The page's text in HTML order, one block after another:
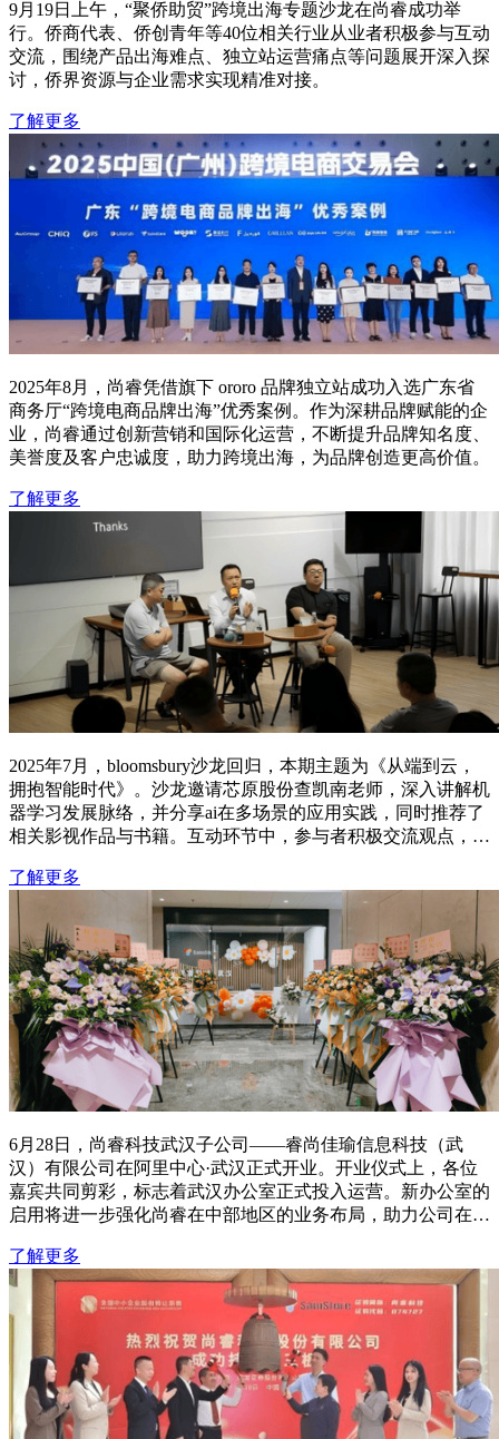
9月19日上午，“聚侨助贸”跨境出海专题沙龙在尚睿成功举
行。侨商代表、侨创青年等40位相关行业从业者积极参与互动
交流，围绕产品出海难点、独立站运营痛点等问题展开深入探
讨，侨界资源与企业需求实现精准对接。
了解更多
2025年8月，尚睿凭借旗下 ororo 品牌独立站成功入选广东省
商务厅“跨境电商品牌出海”优秀案例。作为深耕品牌赋能的企
业，尚睿通过创新营销和国际化运营，不断提升品牌知名度、
美誉度及客户忠诚度，助力跨境出海，为品牌创造更高价值。
了解更多
2025年7月，bloomsbury沙龙回归，本期主题为《从端到云，
拥抱智能时代》。沙龙邀请芯原股份查凯南老师，深入讲解机
器学习发展脉络，并分享ai在多场景的应用实践，同时推荐了
相关影视作品与书籍。互动环节中，参与者积极交流观点，沙
的实践思考。
了解更多
6月28日，尚睿科技武汉子公司——睿尚佳瑜信息科技（武
汉）有限公司在阿里中心·武汉正式开业。开业仪式上，各位
嘉宾共同剪彩，标志着武汉办公室正式投入运营。新办公室的
启用将进一步强化尚睿在中部地区的业务布局，助力公司在区
了解更多